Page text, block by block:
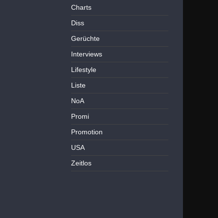
Charts
Diss
Gerüchte
Interviews
Lifestyle
Liste
NoA
Promi
Promotion
USA
Zeitlos